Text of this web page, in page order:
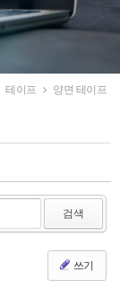
테이프 양면 테이프
검색
쓰기